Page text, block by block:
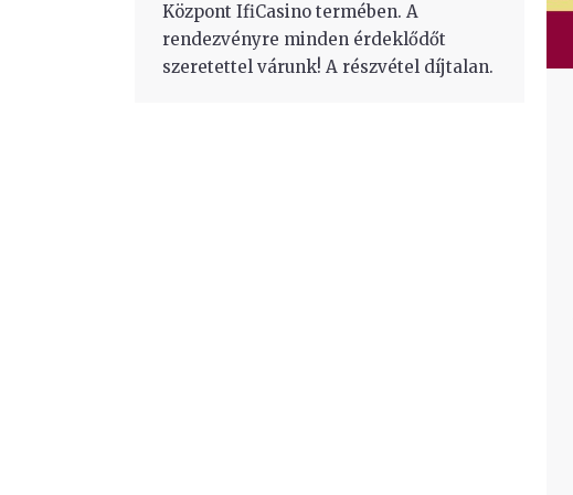
Központ IfiCasino termében. A
rendezvényre minden érdeklődőt
szeretettel várunk! A részvétel díjtalan.